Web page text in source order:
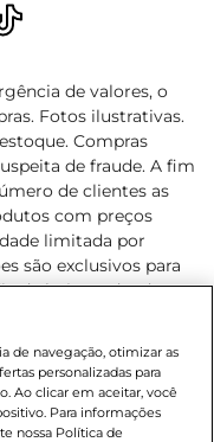
de valores, o
Fotos ilustrativas.
Compras
de fraude. A fim
de clientes as
com preços
limitada por
são exclusivos para
de hoje, podendo
Proibida a venda
da Criança e do
para o
sem aviso
de navegação, otimizar as
personalizadas para
Ao clicar em aceitar, você
Para informações
nossa Política de